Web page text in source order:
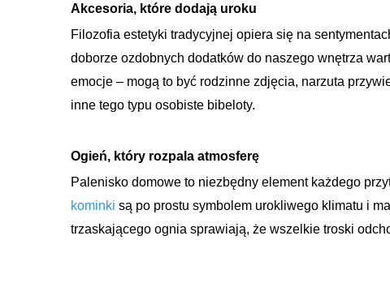
Akcesoria, które dodają uroku
Filozofia estetyki tradycyjnej opiera się na
doborze ozdobnych dodatków do naszego wnętrza
emocje – mogą to być rodzinne zdjęcia, narzuta
inne tego typu osobiste bibeloty.
Ogień, który rozpala atmosferę
Palenisko domowe to niezbędny element każdego
kominki są po prostu symbolem urokliwego klimatu i
trzaskającego ognia sprawiają, że wszelkie troski